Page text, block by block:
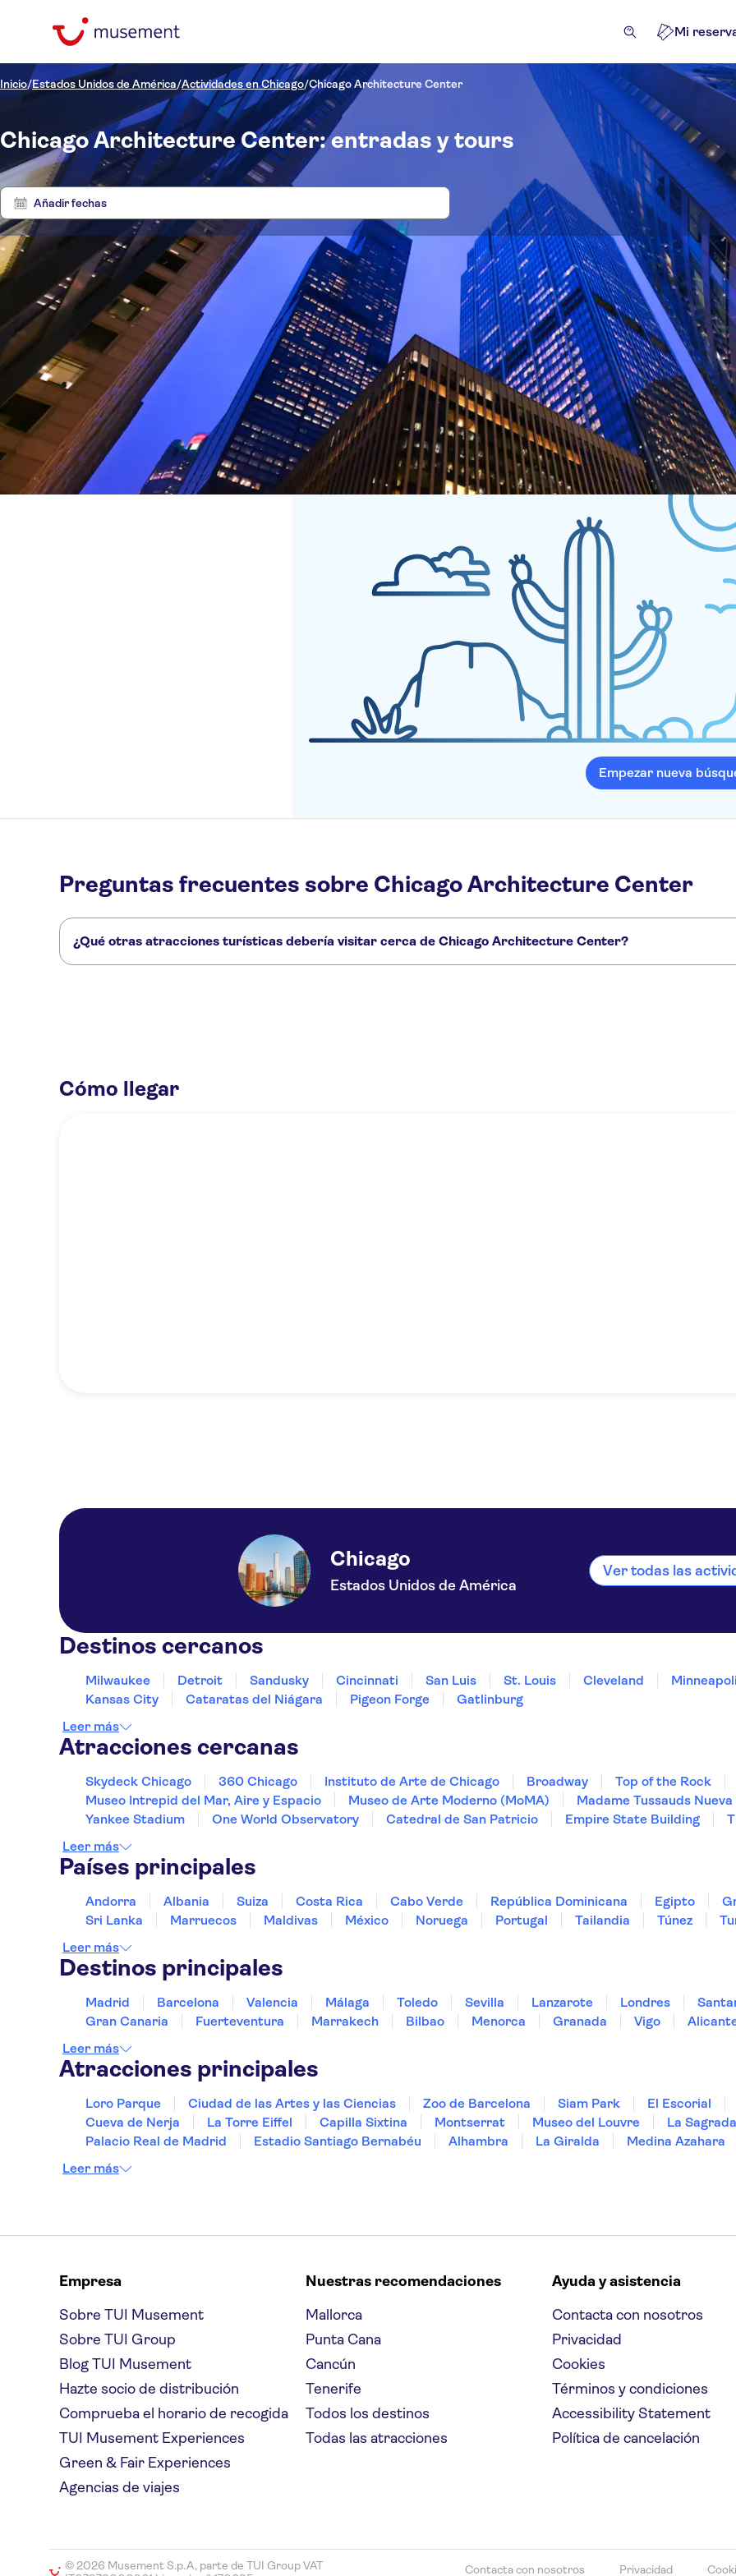
Mi
Inicio/Estados Unidos de América/Actividades en Chicago/Chicago Architecture Center
Chicago Architecture Center: entradas y tours
Añadir fechas
Entradas y visitas guiadas para Chicago
0 Experiencias
No se ha encontrado
Sorry, but nothing matched your search.
Empezar nueva
Preguntas frecuentes sobre Chicago Architecture Center
¿Qué otras atracciones turísticas debería visitar cerca de Chicago Architecture Center?
Cómo llegar
Chicago
Estados Unidos de América
Ver todas las
Destinos cercanos
Milwaukee Detroit Sandusky Cincinnati San Luis St. Louis Cleveland
Kansas City
Cataratas del Niágara Pigeon Forge
Gatlinburg
Leer más
Atracciones cercanas
Skydeck Chicago 360 Chicago Instituto de Arte de Chicago Broadway
Top of the Rock
Museo Intrepid del Mar, Aire y Espacio
Museo de Arte Moderno (MoMA)
Madame Tussauds Nueva
Yankee Stadium
One World Observatory Catedral de San Patricio Empire State Building
Leer más
Países principales
Andorra Albania Suiza Costa Rica Cabo Verde República Dominicana Egipto
Sri Lanka
Marruecos Maldivas México Noruega Portugal Tailandia Túnez
Leer más
Destinos principales
Madrid Barcelona Valencia Málaga Toledo Sevilla Lanzarote Londres
Gran Canaria
Fuerteventura Marrakech Bilbao Menorca Granada Vigo
Leer más
Atracciones principales
Loro Parque Ciudad de las Artes y las Ciencias Zoo de Barcelona Siam Park
El Escorial
Cueva de Nerja
La Torre Eiffel Capilla Sixtina Montserrat Museo del Louvre
La
Palacio Real de Madrid
Estadio Santiago Bernabéu Alhambra La Giralda
Medina Azahara
Leer más
Empresa
Sobre TUI Musement
Sobre TUI Group
Blog TUI Musement
Hazte socio de distribución
Comprueba el horario de recogida
TUI Musement Experiences
Green & Fair Experiences
Agencias de viajes
Nuestras recomendaciones
Mallorca
Punta Cana
Cancún
Tenerife
Todos los destinos
Todas las atracciones
Ayuda y asistencia
Contacta con nosotros
Privacidad
Cookies
Términos y condiciones
Accessibility Statement
Política de cancelación
© 2026 Musement S.p.A, parte de TUI Group VAT
Contacta con nosotros Privacidad